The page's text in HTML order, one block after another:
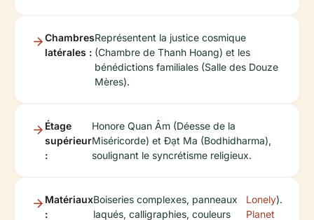
Chambres
latérales :
Représentent la justice cosmique
(Chambre de Thanh Hoang) et les
bénédictions familiales (Salle des Douze
Mères).
Étage
supérieur
:
Honore Quan Âm (Déesse de la
Miséricorde) et Đạt Ma (Bodhidharma),
soulignant le syncrétisme religieux.
Matériaux
:
Boiseries complexes, panneaux
laqués, calligraphies, couleurs
Lonely
Planet
).